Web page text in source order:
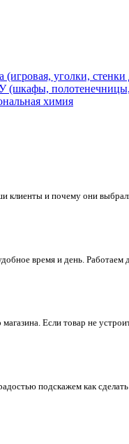
(игровая, уголки,
(шкафы,
химия
клиенты и почему они
время и день. Работаем
Если товар не
подскажем как